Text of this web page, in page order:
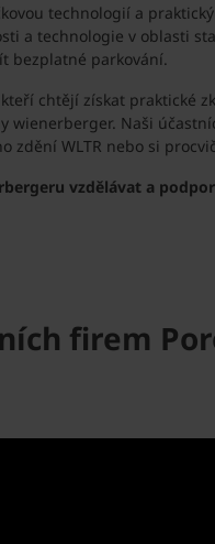
technologií a
a technologie v oblasti
bezplatné parkování.
chtějí získat praktické
wienerberger. Naši
zdění WLTR nebo si
vzdělávat a
firem